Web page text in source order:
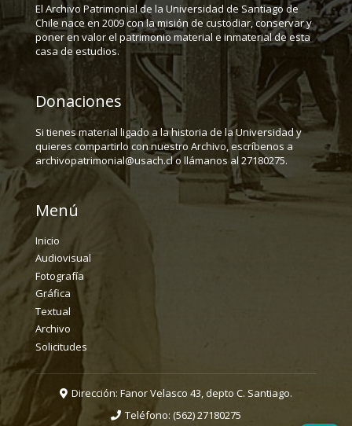
El Archivo Patrimonial de la Universidad de Santiago de
Chile nace en 2009 con la misión de custodiar, conservar y
poner en valor el patrimonio material e inmaterial de esta
casa de estudios.
Donaciones
Si tienes material ligado a la historia de la Universidad y
quieres compartirlo con nuestro Archivo, escríbenos a
archivopatrimonial@usach.cl o llámanos al 27180275.
Menú
Inicio
Audiovisual
Fotografía
Gráfica
Textual
Archivo
Solicitudes
Dirección: Fanor Velasco 43, depto C. Santiago.
Teléfono: (562) 27180275